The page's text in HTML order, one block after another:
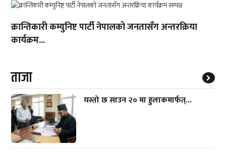
क्रान्तिकारी कम्युनिष्ट पार्टी नेपालको जनतासँग अन्तरक्रिया
कार्यक्रम...
ताजा
यस्तो छ साउन २० मा हुलाकमार्फत्...